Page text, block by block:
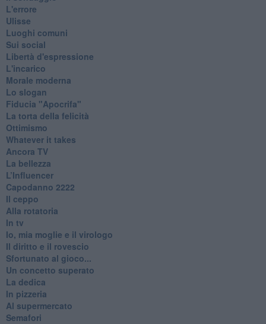
L'errore
Ulisse
Luoghi comuni
Sui social
Libertà d'espressione
L'incarico
Morale moderna
Lo slogan
Fiducia "Apocrifa"
La torta della felicità
Ottimismo
Whatever it takes
Ancora TV
La bellezza
L’Influencer
​Capodanno 2222
Il ceppo
Alla rotatoria
In tv
Io, mia moglie e il virologo
Il diritto e il rovescio
Sfortunato al gioco...
Un concetto superato
La dedica
In pizzeria
Al supermercato
Semafori